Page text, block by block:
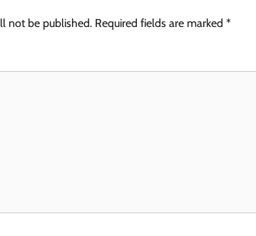
not be published. Required fields are marked *